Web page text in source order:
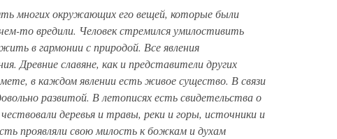
многих окружающих его вещей, которые были
то вредили. Человек стремился умилостивить
в гармонии с природой. Все явления
Древние славяне, как и представители других
в каждом явлении есть живое существо. В связи
развитой. В летописях есть свидетельства о
деревья и травы, реки и горы, источники и
проявляли свою милость к божкам и духам